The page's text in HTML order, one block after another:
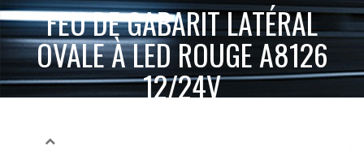
FEU DE GABARIT LATÉRAL
OVALE À LED ROUGE A8126
12/24V